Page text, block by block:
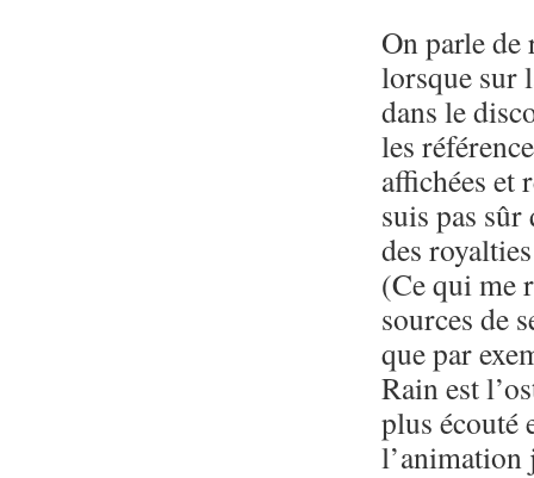
On parle
lorsque sur
dans le
les
affichées et
suis pas
des
(Ce qui me
sources de
que par
Rain est
plus écouté
l’animation